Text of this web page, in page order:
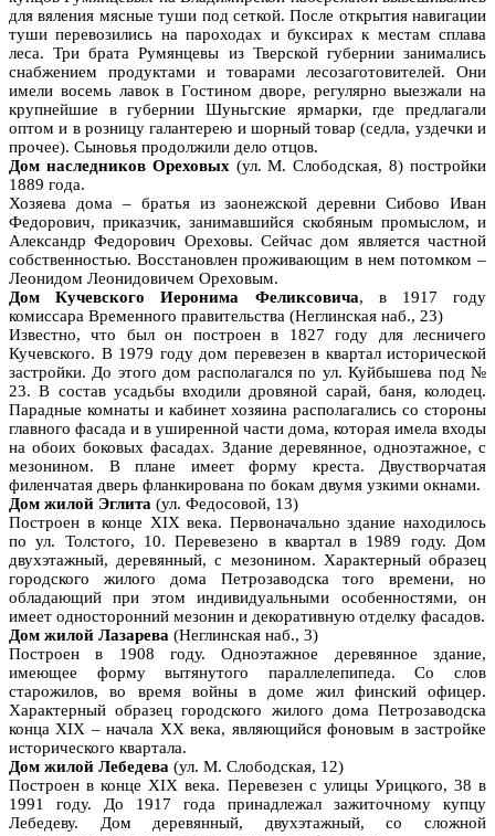
для вяления мясные туши под сеткой. После открытия навигации
туши перевозились на пароходах и буксирах к местам сплава
леса. Три брата Румянцевы из Тверской губернии занимались
снабжением продуктами и товарами лесозаготовителей. Они
имели восемь лавок в Гостином дворе, регулярно выезжали на
крупнейшие в губернии Шуньгские ярмарки, где предлагали
оптом и в розницу галантерею и шорный товар (седла, уздечки и
прочее). Сыновья продолжили дело отцов.
Дом наследников Ореховых (ул. М. Слободская, 8) постройки
1889 года.
Хозяева дома – братья из заонежской деревни Сибово Иван
Федорович, приказчик, занимавшийся скобяным промыслом, и
Александр Федорович Ореховы. Сейчас дом является частной
собственностью. Восстановлен проживающим в нем потомком –
Леонидом Леонидовичем Ореховым.
Дом Кучевского Иеронима Феликсовича, в 1917 году
комиссара Временного правительства (Неглинская наб., 23)
Известно, что был он построен в 1827 году для лесничего
Кучевского. В 1979 году дом перевезен в квартал исторической
застройки. До этого дом располагался по ул. Куйбышева под №
23. В состав усадьбы входили дровяной сарай, баня, колодец.
Парадные комнаты и кабинет хозяина располагались со стороны
главного фасада и в уширенной части дома, которая имела входы
на обоих боковых фасадах. Здание деревянное, одноэтажное, с
мезонином. В плане имеет форму креста. Двустворчатая
филенчатая дверь фланкирована по бокам двумя узкими окнами.
Дом жилой Эглита (ул. Федосовой, 13)
Построен в конце XIX века. Первоначально здание находилось
по ул. Толстого, 10. Перевезено в квартал в 1989 году. Дом
двухэтажный, деревянный, с мезонином. Характерный образец
городского жилого дома Петрозаводска того времени, но
обладающий при этом индивидуальными особенностями, он
имеет односторонний мезонин и декоративную отделку фасадов.
Дом жилой Лазарева (Неглинская наб., 3)
Построен в 1908 году. Одноэтажное деревянное здание,
имеющее форму вытянутого параллелепипеда. Со слов
старожилов, во время войны в доме жил финский офицер.
Характерный образец городского жилого дома Петрозаводска
конца XIX – начала XX века, являющийся фоновым в застройке
исторического квартала.
Дом жилой Лебедева (ул. М. Слободская, 12)
Построен в конце XIX века. Перевезен с улицы Урицкого, 38 в
1991 году. До 1917 года принадлежал зажиточному купцу
Лебедеву. Дом деревянный, двухэтажный, со сложной